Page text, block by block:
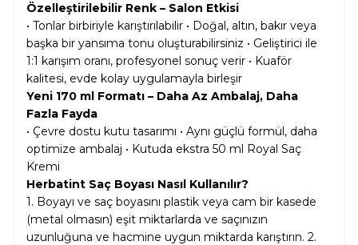
Özelleştirilebilir Renk – Salon Etkisi
• Tonlar birbiriyle karıştırılabilir • Doğal, altın, bakır veya
başka bir yansıma tonu oluşturabilirsiniz • Geliştirici ile
1:1 karışım oranı, profesyonel sonuç verir • Kuaför
kalitesi, evde kolay uygulamayla birleşir
Yeni 170 ml Formatı – Daha Az Ambalaj, Daha
Fazla Fayda
• Çevre dostu kutu tasarımı • Aynı güçlü formül, daha
optimize ambalaj • Kutuda ekstra 50 ml Royal Saç
Kremi
Herbatint Saç Boyası Nasıl Kullanılır?
1. Boyayı ve saç boyasını plastik veya cam bir kasede
(metal olmasın) eşit miktarlarda ve saçınızın
uzunluğuna ve hacmine uygun miktarda karıştırın. 2.